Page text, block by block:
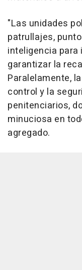
"Las unidades
patrullajes,
inteligencia
garantizar la
Paralelamente,
control y la
penitenciarios,
minuciosa en
agregado.